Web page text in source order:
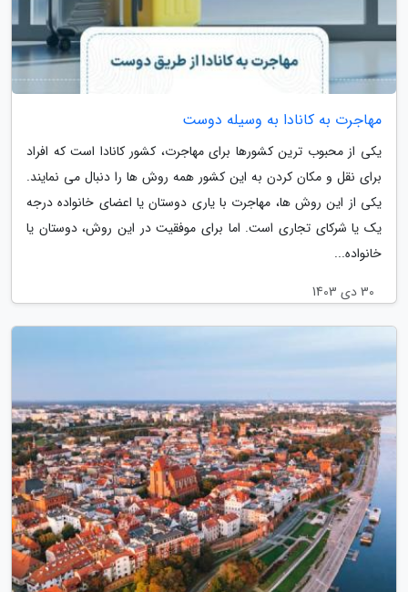
مهاجرت به کانادا به وسیله دوست
یکی از محبوب ترین کشورها برای مهاجرت، کشور کانادا است که افراد
برای نقل و مکان کردن به این کشور همه روش ها را دنبال می نمایند.
یکی از این روش ها، مهاجرت با یاری دوستان یا اعضای خانواده درجه
یک یا شرکای تجاری است. اما برای موفقیت در این روش، دوستان یا
خانواده...
30 دی 1403